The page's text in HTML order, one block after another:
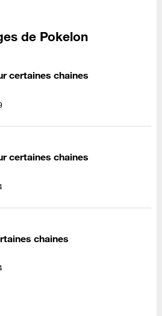
de Pokelon
certaines chaines
certaines chaines
chaines